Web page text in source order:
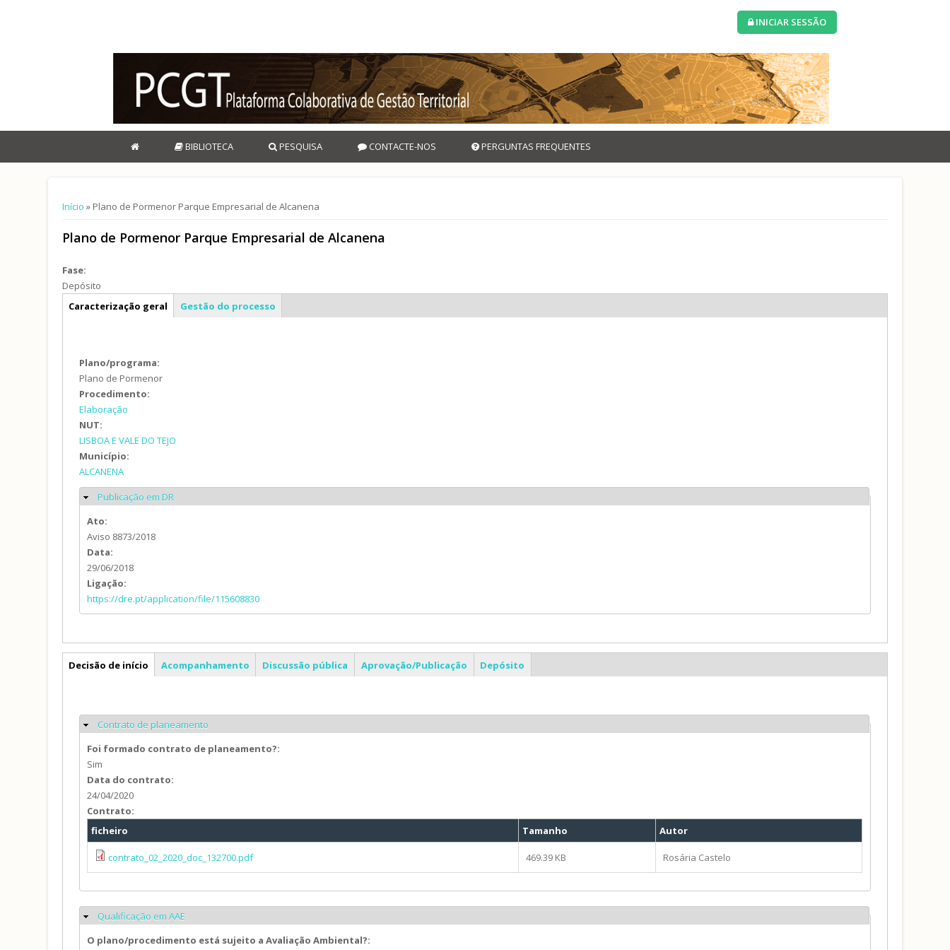
INICIAR SESSÃO
BIBLIOTECA PESQUISA CONTACTE-NOS PERGUNTAS FREQUENTES
Está aqui
Início » Plano de Pormenor Parque Empresarial de Alcanena
Plano de Pormenor Parque Empresarial de Alcanena
Fase:
Depósito
Info geral
Caracterização geral Gestão do processo
Plano/programa:
Plano de Pormenor
Procedimento:
Elaboração
NUT:
LISBOA E VALE DO TEJO
Município:
ALCANENA
Ocultar
Publicação em DR
Ato:
Aviso 8873/2018
Data:
29/06/2018
Ligação:
https://dre.pt/application/file/115608830
PP
Decisão de início Acompanhamento Discussão pública Aprovação/Publicação Depósito
Ocultar
Contrato de planeamento
Foi formado contrato de planeamento?:
Sim
Data do contrato:
24/04/2020
Contrato:
ficheiro
Tamanho Autor
contrato_02_2020_doc_132700.pdf 469.39 KB Rosária Castelo
Ocultar
Qualificação em AAE
O plano/procedimento está sujeito a Avaliação Ambiental?: